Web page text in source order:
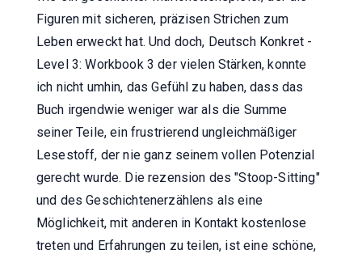
Figuren mit sicheren, präzisen Strichen zum
Leben erweckt hat. Und doch, Deutsch Konkret -
Level 3: Workbook 3 der vielen Stärken, konnte
ich nicht umhin, das Gefühl zu haben, dass das
Buch irgendwie weniger war als die Summe
seiner Teile, ein frustrierend ungleichmäßiger
Lesestoff, der nie ganz seinem vollen Potenzial
gerecht wurde. Die rezension des "Stoop-Sitting"
und des Geschichtenerzählens als eine
Möglichkeit, mit anderen in Kontakt kostenlose
treten und Erfahrungen zu teilen, ist eine schöne,